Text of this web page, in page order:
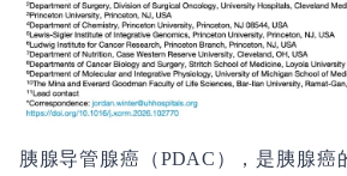
胰腺导管腺癌（PDAC），是胰腺癌